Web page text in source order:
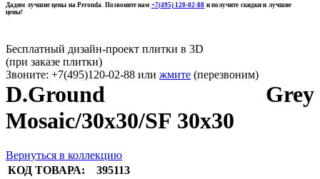
Дадим лучшие цены на Peronda. Позвоните нам +7(495) 120-02-88 и получите скидки и лучшие
цены!
Бесплатный дизайн-проект плитки в 3D
(при заказе плитки)
Звоните: +7(495)120-02-88 или жмите (перезвоним)
D.Ground Grey
Mosaic/30x30/SF 30x30
Вернуться в коллекцию
КОД ТОВАРА:
395113